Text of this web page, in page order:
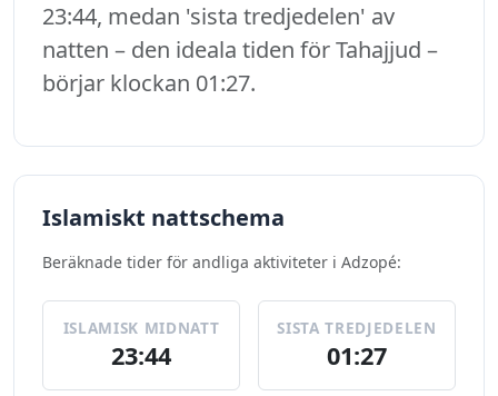
23:44, medan 'sista tredjedelen' av
natten – den ideala tiden för Tahajjud –
börjar klockan 01:27.
Islamiskt nattschema
Beräknade tider för andliga aktiviteter i Adzopé:
ISLAMISK MIDNATT
23:44
SISTA TREDJEDELEN
01:27